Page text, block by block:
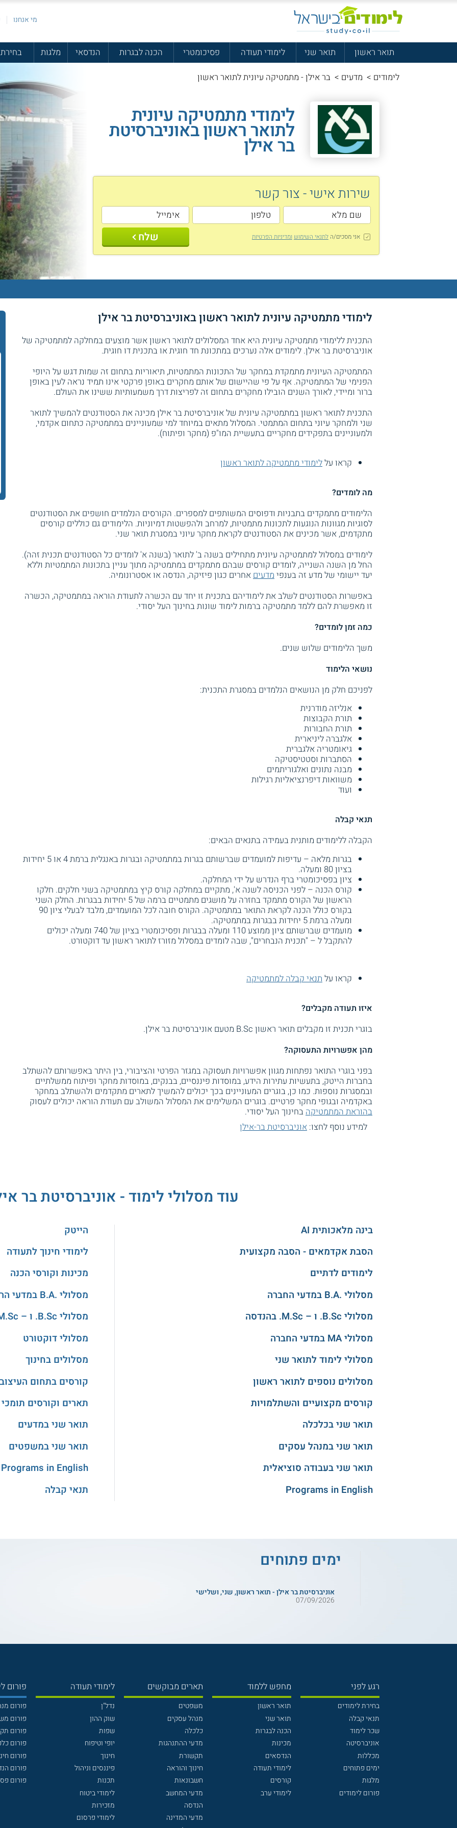
מי אנחנו
תואר ראשון תואר שני לימודי תעודה פסיכומטרי הכנה לבגרות הנדסאי מלגות
לימודים > מדעים > בר אילן - מתמטיקה עיונית לתואר ראשון
לימודי מתמטיקה עיונית
לתואר ראשון באוניברסיטת
בר אילן
שירות אישי - צור קשר
אני מסכים/הלתנאי השימוש ומדיניות הפרטיות שלח
לימודי מתמטיקה עיונית לתואר ראשון באוניברסיטת בר אילן
התכנית ללימודי מתמטיקה עיונית היא אחד המסלולים לתואר ראשון אשר מוצעים במחלקה למתמטיקה של
אוניברסיטת בר אילן. לימודים אלה נערכים במתכונת חד חוגית או בתכנית דו חוגית.
המתמטיקה העיונית מתמקדת במחקר של התכונות המתמטיות, תיאוריות בתחום זה שמות דגש על היופי
הפנימי של המתמטיקה. אף על פי שהיישום של אותם מחקרים באופן פרקטי אינו תמיד נראה לעין באופן
ברור ומיידי, לאורך השנים הובילו מחקרים בתחום זה לפריצות דרך משמעותיות ששינו את העולם.
התכנית לתואר ראשון במתמטיקה עיונית של אוניברסיטת בר אילן מכינה את הסטודנטים להמשיך לתואר
שני ולמחקר עיוני בתחום המתמטי. המסלול מתאים במיוחד למי שמעוניינים במתמטיקה כתחום אקדמי,
ולמעוניינים בתפקידים מחקריים בתעשיית המו"פ (מחקר ופיתוח).
קראו עללימודי מתמטיקה לתואר ראשון
מה לומדים?
הלימודים מתמקדים בתבניות ודפוסים המשותפים למספרים. הקורסים הנלמדים חושפים את הסטודנטים
לסוגיות מגוונות הנוגעות לתכונות מתמטיות, למרחב ולהפשטות דמיוניות. הלימודים גם כוללים קורסים
מתקדמים, אשר מכינים את הסטודנטים לקראת מחקר עיוני במסגרת תואר שני.
לימודים במסלול למתמטיקה עיונית מתחילים בשנה ב' לתואר (בשנה א' לומדים כל הסטודנטים תכנית זהה).
החל מן השנה השנייה, לומדים קורסים שבהם מתמקדים במתמטיקה מתוך עניין בתכונות המתמטיות וללא
יעד יישומי של מדע זה בענפי מדעים אחרים כגון פיזיקה, הנדסה או אסטרונומיה.
באפשרות הסטודנטים לשלב את לימודיהם בתכנית זו יחד עם הכשרה לתעודת הוראה במתמטיקה, הכשרה
זו מאפשרת להם ללמד מתמטיקה ברמות לימוד שונות בחינוך העל יסודי.
כמה זמן לומדים?
משך הלימודים שלוש שנים.
נושאי הלימוד
לפניכם חלק מן הנושאים הנלמדים במסגרת התכנית:
אנליזה מודרנית
תורת הקבוצות
תורת החבורות
אלגברה ליניארית
גיאומטריה אלגברית
הסתברות וסטטיסטיקה
מבנה נתונים ואלגוריתמים
משוואות דיפרנציאליות רגילות
ועוד
תנאי קבלה
הקבלה ללימודים מותנית בעמידה בתנאים הבאים:
בגרות מלאה – עדיפות למועמדים שברשותם בגרות במתמטיקה ובגרות באנגלית ברמת 4 או 5 יחידות
בציון 80 ומעלה.
ציון בפסיכומטרי ברף הנדרש על ידי המחלקה.
קורס הכנה – לפני הכניסה לשנה א', מתקיים במחלקה קורס קיץ במתמטיקה בשני חלקים. חלקו
הראשון של הקורס מתמקד בחזרה על מושגים מתמטיים ברמה של 5 יחידות בבגרות. החלק השני
בקורס כולל הכנה לקראת התואר במתמטיקה. הקורס חובה לכל המועמדים, מלבד לבעלי ציון 90
ומעלה ברמת 5 יחידות בבגרות במתמטיקה.
מועמדים שברשותם ציון ממוצע 110 ומעלה בבגרות ופסיכומטרי בציון של 740 ומעלה יכולים
להתקבל ל – "תכנית הנבחרים", שבה לומדים במסלול מזורז לתואר ראשון עד דוקטורט.
קראו עלתנאי קבלה למתמטיקה
איזו תעודה מקבלים?
בוגרי תכנית זו מקבלים תואר ראשון B.Sc מטעם אוניברסיטת בר אילן.
מהן אפשרויות התעסוקה?
בפני בוגרי התואר נפתחות מגוון אפשרויות תעסוקה במגזר הפרטי והציבורי, בין היתר באפשרותם להשתלב
בחברות הייטק, בתעשיות עתירות הידע, במוסדות פיננסיים, בבנקים, במוסדות מחקר ופיתוח ממשלתיים
ובמסגרות נוספות. כמו כן, בוגרים המעוניינים בכך יכולים להמשיך לתארים מתקדמים ולהשתלב במחקר
באקדמיה ובגופי מחקר פרטיים. בוגרים המשלימים את המסלול המשולב עם תעודת הוראה יכולים לעסוק
בהוראת המתמטיקהבחינוך העל יסודי.
למידע נוסף לחצו: אוניברסיטת בר-אילן
עוד מסלולי לימוד - אוניברסיטת בר
בינה מלאכותית AI
הסבת אקדמאים - הסבה מקצועית
לימודים לדתיים
מסלולי .B.A במדעי החברה
מסלולי B.Sc. ו – M.Sc. בהנדסה
מסלולי MA במדעי החברה
מסלולי לימוד לתואר שני
מסלולים נוספים לתואר ראשון
קורסים מקצועיים והשתלמויות
תואר שני בכלכלה
תואר שני במנהל עסקים
תואר שני בעבודה סוציאלית
Programs in English
הייטק
לימודי חינוך לתעודה
מכינות וקורסי הכנה
מסלולי .B.A במדעי הרוח והאמנויות
מסלולי B.Sc. ו – M.Sc. במדעים
מסלולי דוקטורט
מסלולים בחינוך
קורסים בתחום
תארים וקורסים
תואר שני במדעים
תואר שני במשפטים
in English
תנאי קבלה
ימים פתוחים
אוניברסיטת בר אילן - תואר ראשון, שני, ושלישי
07/09/2026
רגע לפני
בחירת לימודים
תנאי קבלה
שכר לימוד
אוניברסיטה
מכללות
ימים פתוחים
מלגות
פורום לימודים
מחפש ללמוד
תואר ראשון
תואר שני
הכנה לבגרות
מכינות
הנדסאים
לימודי תעודה
קורסים
לימודי ערב
תארים מבוקשים
משפטים
מנהל עסקים
כלכלה
מדעי ההתנהגות
תקשורת
חינוך והוראה
חשבונאות
מדעי המחשב
הנדסה
מדעי המדינה
לימודי תעודה
נדל"ן
שוק ההון
שפות
יופי וטיפוח
חינוך
פיננסים וניהול
תכנות
לימודי ביטוח
מזכירות
לימודי פרסום
פורום
פורום
פורום
פורום
פורום
פורום
פורום
פורום